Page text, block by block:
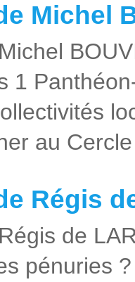
Michel
1
au
Régis
de
pénuries